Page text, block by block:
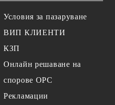
Условия за пазаруване
ВИП КЛИЕНТИ
КЗП
Онлайн решаване на
спорове OPC
Рекламации